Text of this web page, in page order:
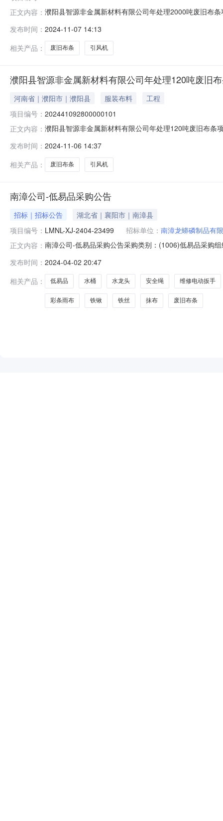
正文内容： 濮阳县智源非金属新材料有限公司年处理2000吨废旧布
话135****2921项目投资(万元)30环保投资(万元)10拟投
发布时间： 2024-11-07 14:13
相关产品：
废旧布条 引风机
濮阳县智源非金属新材料有限公司年处理120吨废旧
河南省｜濮阳市｜濮阳县 服装布料
工程
项目编号： 202441092800000101
正文内容： 濮阳县智源非金属新材料有限公司年处理120吨废旧布
电话135****2921项目投资(万元)30环保投资(万元)10拟
发布时间： 2024-11-06 14:37
相关产品：
废旧布条 引风机
南漳公司-低易品采购公告
招标｜招标公告
湖北省｜襄阳市｜南漳县
项目编号： LMNL-XJ-2404-23499 招标单位： 南漳龙蟒磷制品有
正文内容： 南漳公司-低易品采购公告采购类别：(1006)低易品采购
数量：请点击左下角物资明细表查看。二、投标人资格
停业、财产被接管、
发布时间： 2024-04-02 20:47
相关产品：
低易品 水桶 水龙头 安全绳 维修电动扳手
彩条雨布 铁锹 铁丝 抹布 废旧布条